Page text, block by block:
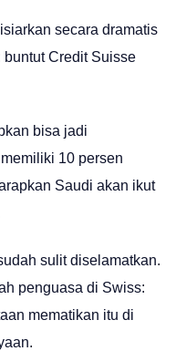
secara dramatis
Credit Suisse
bisa jadi
10 persen
Saudi akan ikut
sulit diselamatkan.
penguasa di Swiss:
mematikan itu di